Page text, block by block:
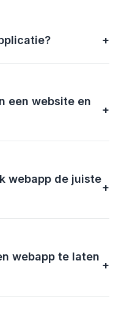
+
een website en
+
webapp de juiste
+
webapp te laten
+